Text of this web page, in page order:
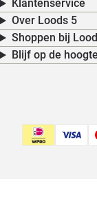
Klantenservice
Over Loods 5
Shoppen bij
Blijf op de hoogte